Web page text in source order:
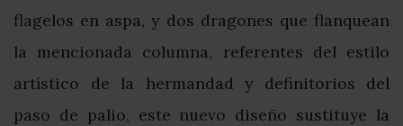
flagelos en aspa, y dos dragones que flanquean
la mencionada columna, referentes del estilo
artístico de la hermandad y definitorios del
paso de palio, este nuevo diseño sustituye la